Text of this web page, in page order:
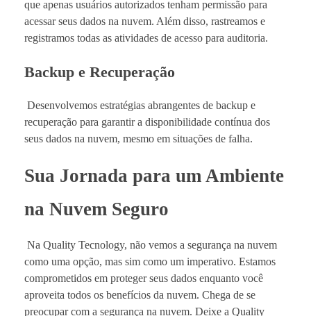
que apenas usuários autorizados tenham permissão para
acessar seus dados na nuvem. Além disso, rastreamos e
registramos todas as atividades de acesso para auditoria.
Backup e Recuperação
Desenvolvemos estratégias abrangentes de backup e
recuperação para garantir a disponibilidade contínua dos
seus dados na nuvem, mesmo em situações de falha.
Sua Jornada para um Ambiente
na Nuvem Seguro
Na Quality Tecnology, não vemos a segurança na nuvem
como uma opção, mas sim como um imperativo. Estamos
comprometidos em proteger seus dados enquanto você
aproveita todos os benefícios da nuvem. Chega de se
preocupar com a segurança na nuvem. Deixe a Quality